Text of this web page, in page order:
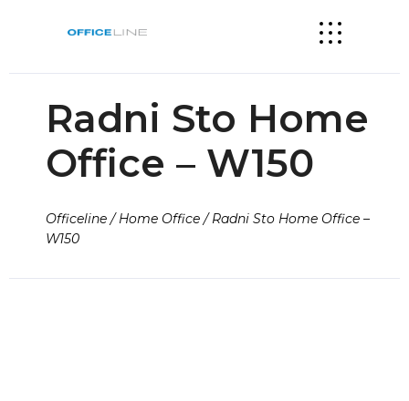
Radni Sto Home
Office – W150
Officeline / Home Office / Radni Sto Home Office –
W150